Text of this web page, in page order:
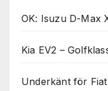
OK: Isuzu D-Max
Kia EV2 –
Underkänt för